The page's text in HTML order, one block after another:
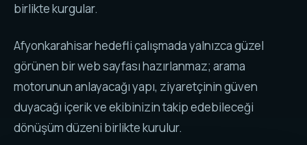
birlikte kurgular.
Afyonkarahisar hedefli çalışmada yalnızca güzel
görünen bir web sayfası hazırlanmaz; arama
motorunun anlayacağı yapı, ziyaretçinin güven
duyacağı içerik ve ekibinizin takip edebileceği
dönüşüm düzeni birlikte kurulur.